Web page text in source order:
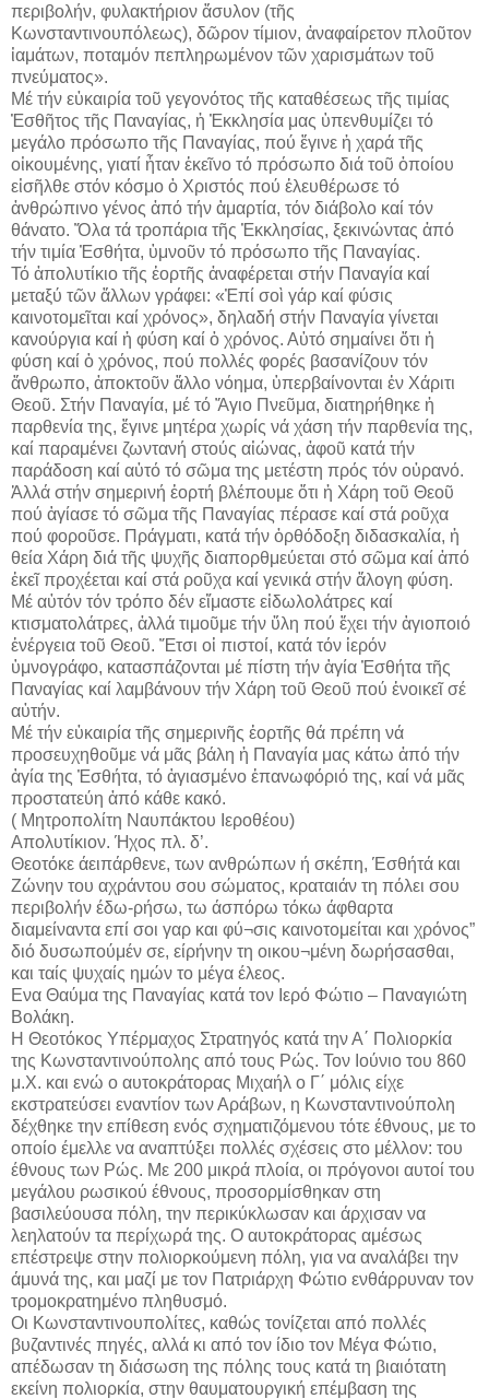
περιβολήν, φυλακτήριον ἄσυλον (τῆς
Κωνσταντινουπόλεως), δῶρον τίμιον, ἀναφαίρετον πλοῦτον
ἰαμάτων, ποταμόν πεπληρωμένον τῶν χαρισμάτων τοῦ
πνεύματος».
Μέ τήν εὐκαιρία τοῦ γεγονότος τῆς καταθέσεως τῆς τιμίας
Ἐσθῆτος τῆς Παναγίας, ἡ Ἐκκλησία μας ὑπενθυμίζει τό
μεγάλο πρόσωπο τῆς Παναγίας, πού ἔγινε ἡ χαρά τῆς
οἰκουμένης, γιατί ἦταν ἐκεῖνο τό πρόσωπο διά τοῦ ὁποίου
εἰσῆλθε στόν κόσμο ὁ Χριστός πού ἐλευθέρωσε τό
ἀνθρώπινο γένος ἀπό τήν ἁμαρτία, τόν διάβολο καί τόν
θάνατο. Ὅλα τά τροπάρια τῆς Ἐκκλησίας, ξεκινώντας ἀπό
τήν τιμία Ἐσθήτα, ὑμνοῦν τό πρόσωπο τῆς Παναγίας.
Τό ἀπολυτίκιο τῆς ἑορτῆς ἀναφέρεται στήν Παναγία καί
μεταξύ τῶν ἄλλων γράφει: «Ἐπί σοὶ γάρ καί φύσις
καινοτομεῖται καί χρόνος», δηλαδή στήν Παναγία γίνεται
κανούργια καί ἡ φύση καί ὁ χρόνος. Αὐτό σημαίνει ὅτι ἡ
φύση καί ὁ χρόνος, πού πολλές φορές βασανίζουν τόν
ἄνθρωπο, ἀποκτοῦν ἄλλο νόημα, ὑπερβαίνονται ἐν Χάριτι
Θεοῦ. Στήν Παναγία, μέ τό Ἅγιο Πνεῦμα, διατηρήθηκε ἡ
παρθενία της, ἔγινε μητέρα χωρίς νά χάση τήν παρθενία της,
καί παραμένει ζωντανή στούς αἰώνας, ἀφοῦ κατά τήν
παράδοση καί αὐτό τό σῶμα της μετέστη πρός τόν οὐρανό.
Ἀλλά στήν σημερινή ἑορτή βλέπουμε ὅτι ἡ Χάρη τοῦ Θεοῦ
πού ἁγίασε τό σῶμα τῆς Παναγίας πέρασε καί στά ροῦχα
πού φοροῦσε. Πράγματι, κατά τήν ὀρθόδοξη διδασκαλία, ἡ
θεία Χάρη διά τῆς ψυχῆς διαπορθμεύεται στό σῶμα καί ἀπό
ἐκεῖ προχέεται καί στά ροῦχα καί γενικά στήν ἄλογη φύση.
Μέ αὐτόν τόν τρόπο δέν εἴμαστε εἰδωλολάτρες καί
κτισματολάτρες, ἀλλά τιμοῦμε τήν ὕλη πού ἔχει τήν ἁγιοποιό
ἐνέργεια τοῦ Θεοῦ. Ἔτσι οἱ πιστοί, κατά τόν ἱερόν
ὑμνογράφο, κατασπάζονται μέ πίστη τήν ἁγία Ἐσθήτα τῆς
Παναγίας καί λαμβάνουν τήν Χάρη τοῦ Θεοῦ πού ἐνοικεῖ σέ
αὐτήν.
Μέ τήν εὐκαιρία τῆς σημερινῆς ἑορτῆς θά πρέπη νά
προσευχηθοῦμε νά μᾶς βάλη ἡ Παναγία μας κάτω ἀπό τήν
ἁγία της Ἐσθήτα, τό ἁγιασμένο ἐπανωφόριό της, καί νά μᾶς
προστατεύη ἀπό κάθε κακό.
( Μητροπολίτη Ναυπάκτου Ιεροθέου)
Απολυτίκιον. Ήχος πλ. δ’.
Θεοτόκε άειπάρθενε, των ανθρώπων ή σκέπη, Έσθήτά και
Ζώνην του αχράντου σου σώματος, κραταιάν τη πόλει σου
περιβολήν έδω-ρήσω, τω άσπόρω τόκω άφθαρτα
διαμείναντα επί σοι γαρ και φύ¬σις καινοτομείται και χρόνος”
διό δυσωπούμέν σε, είρήνην τη οικου¬μένη δωρήσασθαι,
και ταίς ψυχαίς ημών το μέγα έλεος.
Ενα Θαύμα της Παναγίας κατά τον Ιερό Φώτιο – Παναγιώτη
Βολάκη.
Η Θεοτόκος Υπέρμαχος Στρατηγός κατά την Α΄ Πολιορκία
της Κωνσταντινούπολης από τους Ρώς. Τον Ιούνιο του 860
μ.Χ. και ενώ ο αυτοκράτορας Μιχαήλ ο Γ΄ μόλις είχε
εκστρατεύσει εναντίον των Αράβων, η Κωνσταντινούπολη
δέχθηκε την επίθεση ενός σχηματιζόμενου τότε έθνους, με το
οποίο έμελλε να αναπτύξει πολλές σχέσεις στο μέλλον: του
έθνους των Ρώς. Με 200 μικρά πλοία, οι πρόγονοι αυτοί του
μεγάλου ρωσικού έθνους, προσορμίσθηκαν στη
βασιλεύουσα πόλη, την περικύκλωσαν και άρχισαν να
λεηλατούν τα περίχωρά της. Ο αυτοκράτορας αμέσως
επέστρεψε στην πολιορκούμενη πόλη, για να αναλάβει την
άμυνά της, και μαζί με τον Πατριάρχη Φώτιο ενθάρρυναν τον
τρομοκρατημένο πληθυσμό.
Οι Κωνσταντινουπολίτες, καθώς τονίζεται από πολλές
βυζαντινές πηγές, αλλά κι από τον ίδιο τον Μέγα Φώτιο,
απέδωσαν τη διάσωση της πόλης τους κατά τη βιαιότατη
εκείνη πολιορκία, στην θαυματουργική επέμβαση της